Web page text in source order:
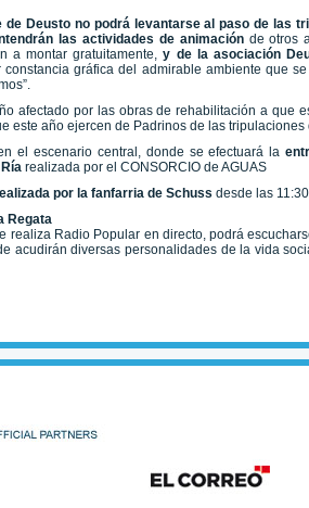
de Deusto no podrá levantarse al paso de las
las actividades de animación de otros
a montar gratuitamente,y de la asociación
gráfica del admirable ambiente que
afectado por las obras de rehabilitación a que
este año ejercen de Padrinos de las
el escenario central, donde se efectuará la
realizada por el CONSORCIO de AGUAS
por la fanfarria de Schuss desde las
Regata
realiza Radio Popular en directo, podrá
acudirán diversas personalidades de la vida